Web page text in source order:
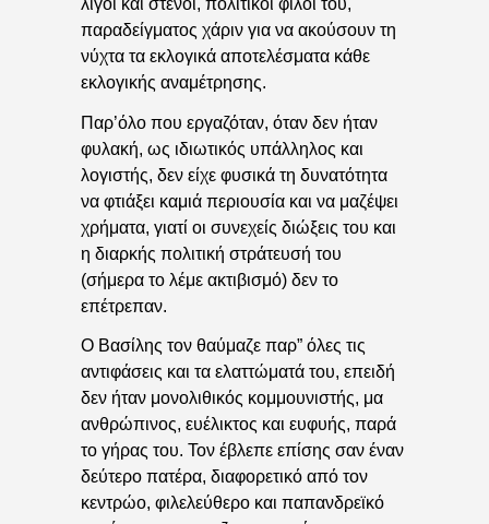
λίγοι και στενοί, πολιτικοί φίλοι του,
παραδείγματος χάριν για να ακούσουν τη
νύχτα τα εκλογικά αποτελέσματα κάθε
εκλογικής αναμέτρησης.
Παρ’όλο που εργαζόταν, όταν δεν ήταν
φυλακή, ως ιδιωτικός υπάλληλος και
λογιστής, δεν είχε φυσικά τη δυνατότητα
να φτιάξει καμιά περιουσία και να μαζέψει
χρήματα, γιατί οι συνεχείς διώξεις του και
η διαρκής πολιτική στράτευσή του
(σήμερα το λέμε ακτιβισμό) δεν το
επέτρεπαν.
Ο Βασίλης τον θαύμαζε παρ” όλες τις
αντιφάσεις και τα ελαττώματά του, επειδή
δεν ήταν μονολιθικός κομμουνιστής, μα
ανθρώπινος, ευέλικτος και ευφυής, παρά
το γήρας του. Τον έβλεπε επίσης σαν έναν
δεύτερο πατέρα, διαφορετικό από τον
κεντρώο, φιλελεύθερο και παπανδρεϊκό